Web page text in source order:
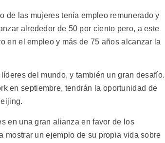
de las mujeres tenía empleo remunerado y
alrededor de 50 por ciento pero, a este
en el empleo y más de 75 años alcanzar la
del mundo, y también un gran desafío.
en septiembre, tendrán la oportunidad de
en una gran alianza en favor de los
mostrar un ejemplo de su propia vida sobre